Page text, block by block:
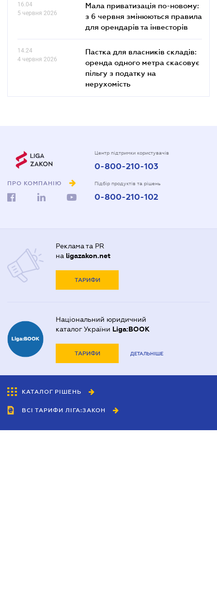
16.04
5 червня 2026
Мала приватизація по-новому:
з 6 червня змінюються правила
для орендарів та інвесторів
14.24
4 червня 2026
Пастка для власників складів:
оренда одного метра скасовує
пільгу з податку на
нерухомість
ПРО КОМПАНІЮ
Центр підтримки користувачів
0-800-210-103
Підбір продуктів та рішень
0-800-210-102
Реклама та PR
на ligazakon.net
ТАРИФИ
Національний юридичний
каталог України Liga:BOOK
ТАРИФИ ДЕТАЛЬНІШЕ
КАТАЛОГ РІШЕНЬ
ВСІ ТАРИФИ ЛІГА:ЗАКОН